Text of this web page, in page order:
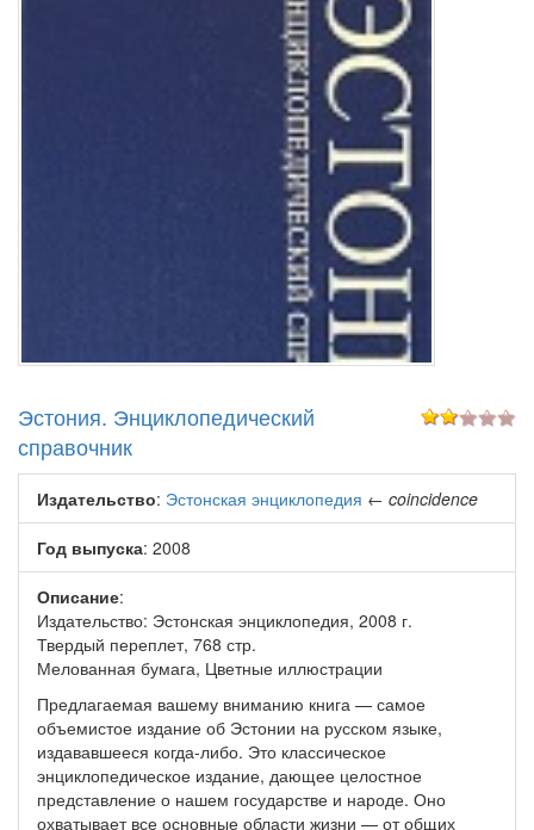
Эстония. Энциклопедический
справочник
Издательство: Эстонская энциклопедия ← coincidence
Год выпуска: 2008
Описание:
Издательство: Эстонская энциклопедия, 2008 г.
Твердый переплет, 768 стр.
Мелованная бумага, Цветные иллюстрации
Предлагаемая вашему вниманию книга — самое
объемистое издание об Эстонии на русском языке,
издававшееся когда-либо. Это классическое
энциклопедическое издание, дающее целостное
представление о нашем государстве и народе. Оно
охватывает все основные области жизни — от общих